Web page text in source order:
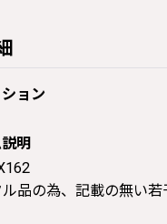
ョン
明
ル品の為、記載の無い